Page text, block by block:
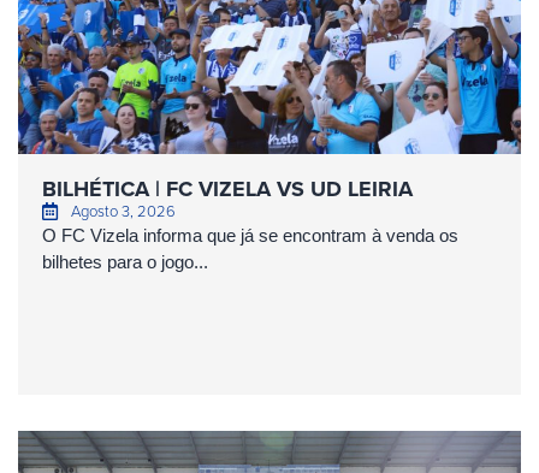
BILHÉTICA | FC VIZELA VS UD LEIRIA
Agosto 3, 2026
O FC Vizela informa que já se encontram à venda os
bilhetes para o jogo...